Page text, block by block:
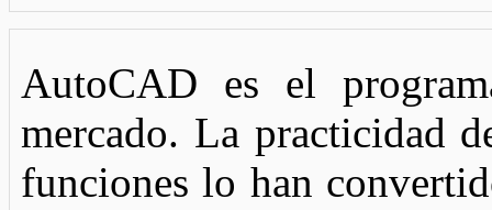
AutoCAD es el
mercado. La practicidad
funciones lo han